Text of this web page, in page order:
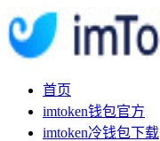
首页
imtoken钱包官方
imtoken冷钱包下载